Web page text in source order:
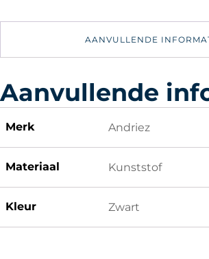
Batterijen
AANVULLENDE
Aanvullende
Merk Andriez
Materiaal Kunststof
Kleur Zwart